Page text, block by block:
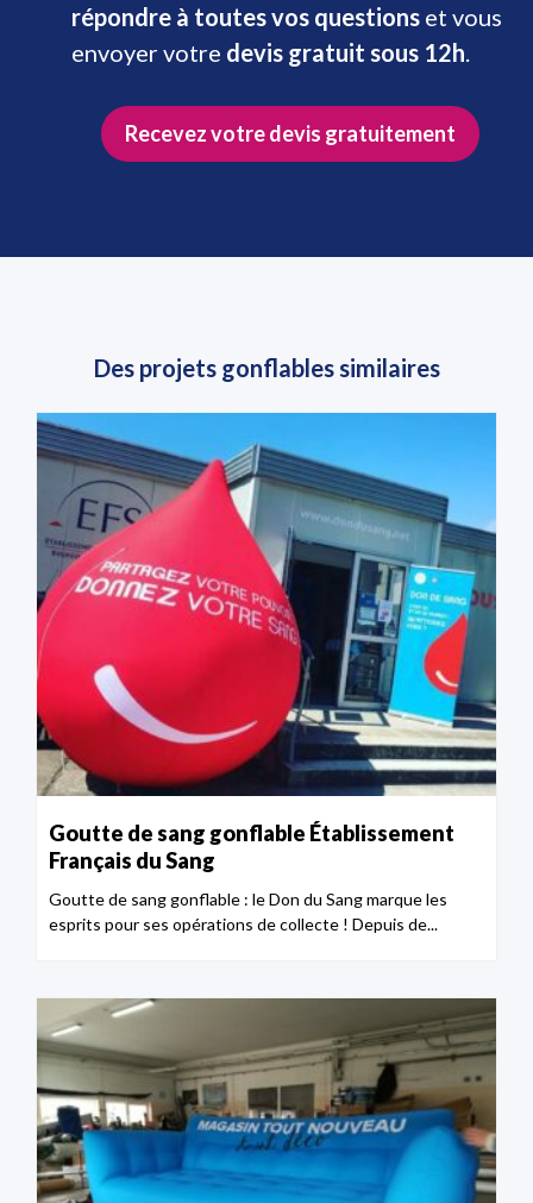
répondre à toutes vos questions et vous
envoyer votre devis gratuit sous 12h.
Recevez votre devis gratuitement
Des projets gonflables similaires
Goutte de sang gonflable Établissement
Français du Sang
Goutte de sang gonflable : le Don du Sang marque les
esprits pour ses opérations de collecte ! Depuis de...